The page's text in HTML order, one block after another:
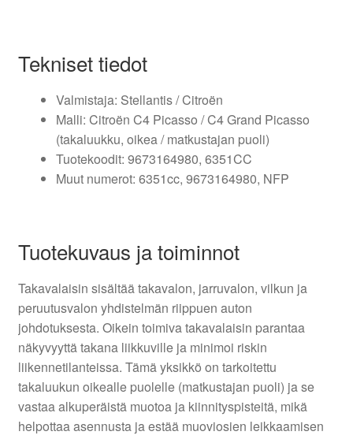
Tekniset tiedot
Valmistaja: Stellantis / Citroën
Malli: Citroën C4 Picasso / C4 Grand Picasso
(takaluukku, oikea / matkustajan puoli)
Tuotekoodit: 9673164980, 6351CC
Muut numerot: 6351cc, 9673164980, NFP
Tuotekuvaus ja toiminnot
Takavalaisin sisältää takavalon, jarruvalon, vilkun ja
peruutusvalon yhdistelmän riippuen auton
johdotuksesta. Oikein toimiva takavalaisin parantaa
näkyvyyttä takana liikkuville ja minimoi riskin
liikennetilanteissa. Tämä yksikkö on tarkoitettu
takaluukun oikealle puolelle (matkustajan puoli) ja se
vastaa alkuperäistä muotoa ja kiinnityspisteitä, mikä
helpottaa asennusta ja estää muoviosien leikkaamisen